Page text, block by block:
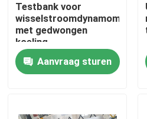
Thuis
Producten
Testbank voor
wisselstroomdynamometer
met gedwongen
koeling
Aanvraag sturen